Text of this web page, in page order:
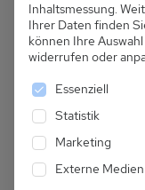
Inhaltsmessung.
Ihrer Daten finden
können Ihre
widerrufen oder
Es folgt eine
Essenziell
Statistik
Marketing
Externe Medien